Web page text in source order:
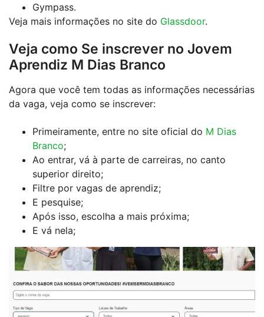
Gympass.
Veja mais informações no site do Glassdoor.
Veja como Se inscrever no Jovem
Aprendiz M Dias Branco
Agora que você tem todas as informações necessárias
da vaga, veja como se inscrever:
Primeiramente, entre no site oficial do M Dias
Branco;
Ao entrar, vá à parte de carreiras, no canto
superior direito;
Filtre por vagas de aprendiz;
E pesquise;
Após isso, escolha a mais próxima;
E vá nela;